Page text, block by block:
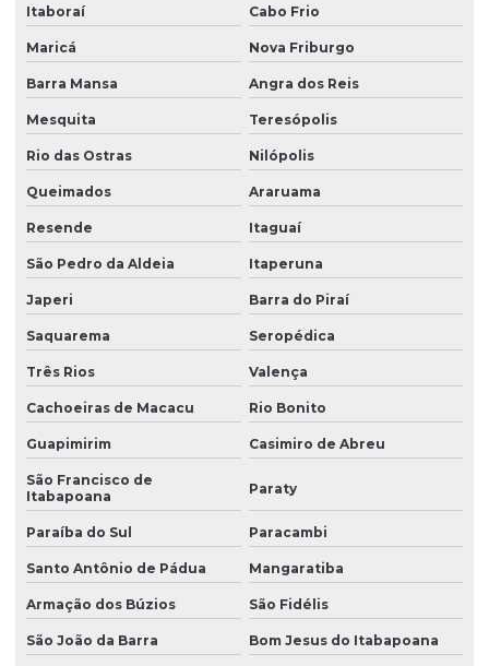
Itaboraí Cabo Frio
Maricá Nova Friburgo
Barra Mansa Angra dos Reis
Mesquita Teresópolis
Rio das Ostras Nilópolis
Queimados Araruama
Resende Itaguaí
São Pedro da Aldeia Itaperuna
Japeri Barra do Piraí
Saquarema Seropédica
Três Rios Valença
Cachoeiras de Macacu Rio Bonito
Guapimirim Casimiro de Abreu
São Francisco de
Itabapoana
Paraty
Paraíba do Sul Paracambi
Santo Antônio de Pádua Mangaratiba
Armação dos Búzios São Fidélis
São João da Barra Bom Jesus do Itabapoana